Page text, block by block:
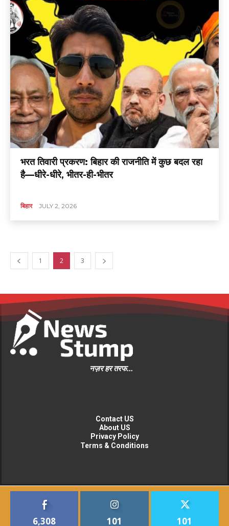
भरत तिवारी प्रकरण: बिहार की राजनीति में कुछ बदल रहा
है—धीरे-धीरे, भीतर-ही-भीतर
बिहार JULY 2, 2026
1 2 3
नज़र हर तरफ...
Contact US
About US
Privacy Policy
Terms & Conditions
6,308 101 101